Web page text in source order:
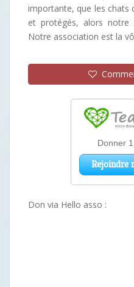
importante, que les chats
et protégés, alors notre
Notre association est la
Don via Hello asso :